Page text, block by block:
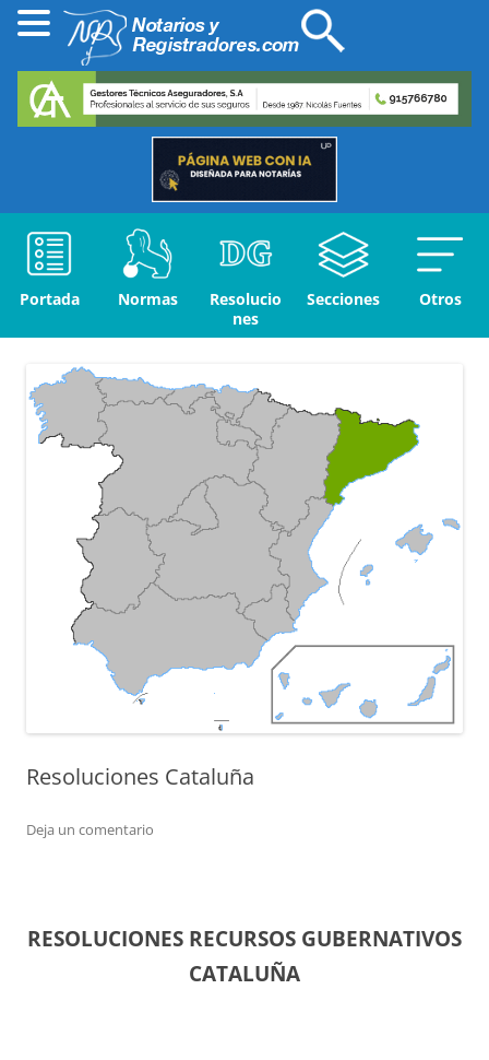
Portada Normas
Resolucio
nes
Secciones Otros
Resoluciones Cataluña
Deja un comentario
RESOLUCIONES RECURSOS GUBERNATIVOS
CATALUÑA